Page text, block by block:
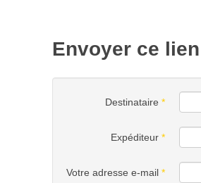
Envoyer ce
Destinataire *
Expéditeur *
Votre adresse e-mail *